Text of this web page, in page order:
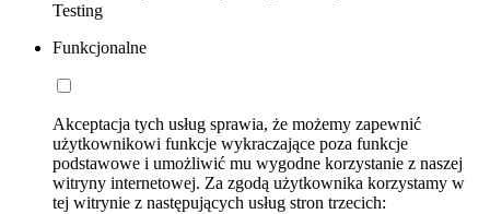
Testing
Funkcjonalne
Akceptacja tych usług sprawia, że możemy zapewnić
użytkownikowi funkcje wykraczające poza funkcje
podstawowe i umożliwić mu wygodne korzystanie z naszej
witryny internetowej. Za zgodą użytkownika korzystamy w
tej witrynie z następujących usług stron trzecich: